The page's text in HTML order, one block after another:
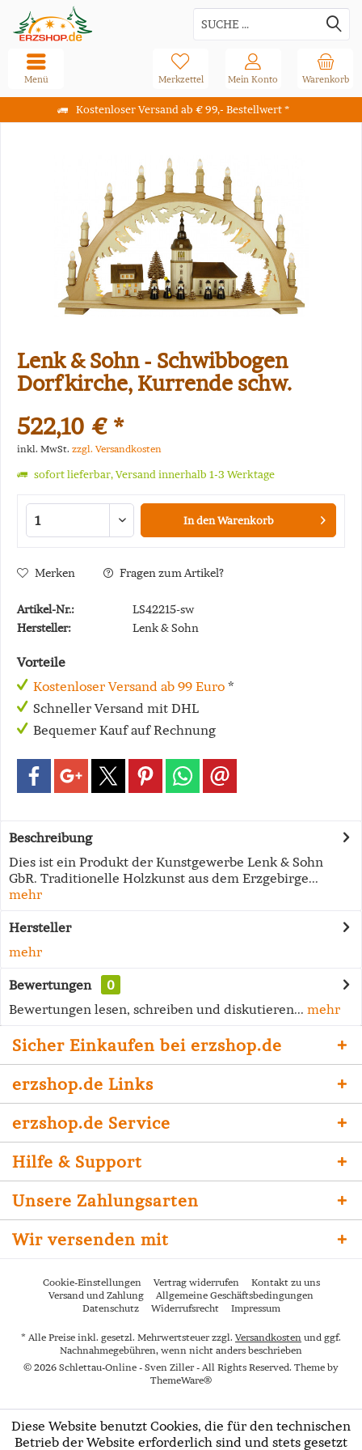
Kostenloser Versand ab € 99,- Bestellwert *
Warenkorb
Merkzettel Mein Konto
Menü
Lenk & Sohn - Schwibbogen
Dorfkirche, Kurrende schw.
522,10 € *
inkl. MwSt. zzgl. Versandkosten
sofort lieferbar, Versand innerhalb 1-3 Werktage
In denWarenkorb
Merken Fragen zum Artikel?
Artikel-Nr.:
LS42215-sw
Hersteller:
Lenk & Sohn
Vorteile
Kostenloser Versand ab 99 Euro *
Schneller Versand mit DHL
Bequemer Kauf auf Rechnung
Beschreibung
Dies ist ein Produkt der Kunstgewerbe Lenk & Sohn
GbR. Traditionelle Holzkunst aus dem Erzgebirge...
mehr
Hersteller
mehr
Bewertungen
0
Bewertungen lesen, schreiben und diskutieren... mehr
Sicher Einkaufen bei erzshop.de
erzshop.de Links
erzshop.de Service
Hilfe & Support
Unsere Zahlungsarten
Wir versenden mit
Cookie-Einstellungen Vertrag widerrufen
Kontakt zu uns
Versand und Zahlung
Allgemeine Geschäftsbedingungen
Datenschutz
Widerrufsrecht Impressum
* Alle Preise inkl. gesetzl. Mehrwertsteuer zzgl. Versandkosten und ggf.
Nachnahmegebühren, wenn nicht anders beschrieben
© 2026 Schlettau-Online - Sven Ziller - All Rights Reserved. Theme by
ThemeWare®
Diese Website benutzt Cookies, die für den technischen
Betrieb der Website erforderlich sind und stets gesetzt